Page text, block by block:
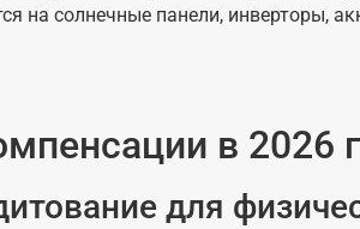
на солнечные панели, инверторы,
в 2026
для